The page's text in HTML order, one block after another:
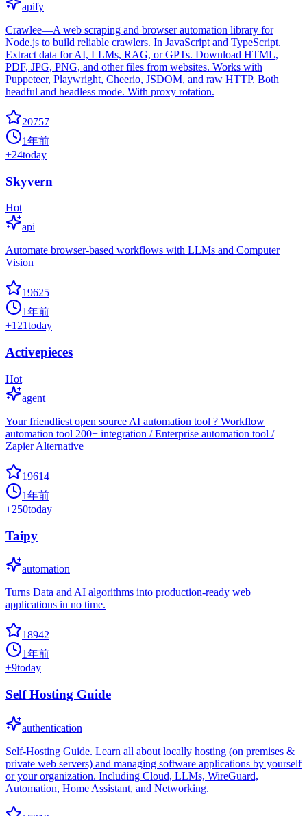
apify
Crawlee—A web scraping and browser automation library for
Node.js to build reliable crawlers. In JavaScript and TypeScript.
Extract data for AI, LLMs, RAG, or GPTs. Download HTML,
PDF, JPG, PNG, and other files from websites. Works with
Puppeteer, Playwright, Cheerio, JSDOM, and raw HTTP. Both
headful and headless mode. With proxy rotation.
20757
1年前
+24today
Skyvern
Hot
api
Automate browser-based workflows with LLMs and Computer
Vision
19625
1年前
+121today
Activepieces
Hot
agent
Your friendliest open source AI automation tool ? Workflow
automation tool 200+ integration / Enterprise automation tool /
Zapier Alternative
19614
1年前
+250today
Taipy
automation
Turns Data and AI algorithms into production-ready web
applications in no time.
18942
1年前
+9today
Self Hosting Guide
authentication
Self-Hosting Guide. Learn all about locally hosting (on premises &
private web servers) and managing software applications by yourself
or your organization. Including Cloud, LLMs, WireGuard,
Automation, Home Assistant, and Networking.